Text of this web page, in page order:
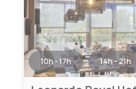
10h - 17h 14h - 21h